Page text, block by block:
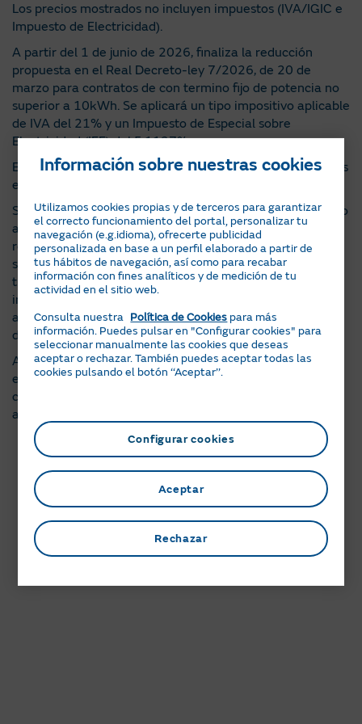
Los precios mostrados no incluyen impuestos (IVA/IGIC e
Impuesto de Electricidad).
A partir del 1 de junio de 2026, finaliza la reducción
propuesta en el Real Decreto-ley 7/2026, de 20 de
marzo para contratos de con termino fijo de potencia no
superior a 10kWh. Se aplicará un tipo impositivo aplicable
de IVA del 21% y un Impuesto de Especial sobre
Electricidad (IEE) del 5,1127%.
En cualquier caso, se aplicarán los impuestos establecidos
en cada momento por la regulación vigente.
Se aplicarán en el precio indicado las variaciones al alza o
a la baja de los impuestos aplicables y de los conceptos
regulados (a modo enunciativo no limitativo, cargos del
sistema, peajes, alquiler de contador...). Asimismo, podrán
trasladarse al precio cualquier concepto regulado, tasa o
impuesto de nueva creación o que sustituyan a los
actuales que sean de aplicación durante el periodo de
duración del presente contrato.
Adicionalmente se facturarán, si procede, los excesos de
energía reactiva y potencia. Los periodos horarios
corresponden, en todo momento, con los de la tarifa de
acceso contratada.
Información sobre nuestras cookies
Utilizamos cookies propias y de terceros para garantizar
el correcto funcionamiento del portal, personalizar tu
navegación (e.g.idioma), ofrecerte publicidad
personalizada en base a un perfil elaborado a partir de
tus hábitos de navegación, así como para recabar
información con fines analíticos y de medición de tu
actividad en el sitio web.
Consulta nuestra Política de Cookies para más
información. Puedes pulsar en "Configurar cookies" para
seleccionar manualmente las cookies que deseas
aceptar o rechazar. También puedes aceptar todas las
cookies pulsando el botón ‘‘Aceptar’’.
Configurar cookies
Rechazar
Aceptar